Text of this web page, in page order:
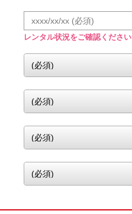
レンタル状況をご確認ください